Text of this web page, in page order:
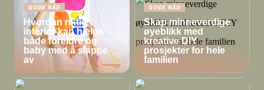
GODE RÅD
Hvordan riktig
interiør kan hjelpe
både foreldre og
baby med å slappe
av
GODE RÅD
Skap minneverdige
øyeblikk med
kreative DIY
prosjekter for hele
familien